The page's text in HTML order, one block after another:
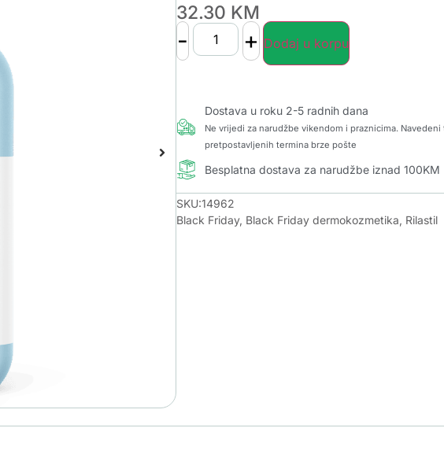
32.30 KM
- + Dodaj u korpu
Dostava u roku 2-5 radnih dana
Ne vrijedi za narudžbe vikendom i praznicima.
pretpostavljenih termina brze pošte
Besplatna dostava za narudžbe iznad 100KM
SKU:14962
Black Friday, Black Friday dermokozmetika, Rilastil